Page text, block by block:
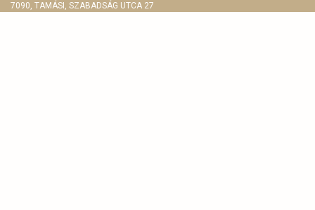
7090, TAMÁSI, SZABADSÁG UTCA 27